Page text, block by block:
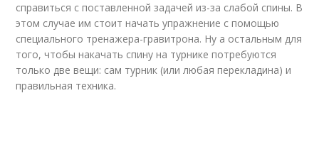
справиться с поставленной задачей из-за слабой спины. В
этом случае им стоит начать упражнение с помощью
специального тренажера-гравитрона. Ну а остальным для
того, чтобы накачать спину на турнике потребуются
только две вещи: сам турник (или любая перекладина) и
правильная техника.